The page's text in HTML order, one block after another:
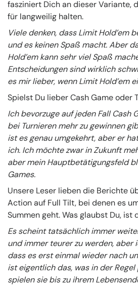
fasziniert Dich an dieser Variante,
für langweilig halten.
Viele denken, dass Limit Hold’em
und es keinen Spaß macht. Aber
Hold’em kann sehr viel Spaß
Entscheidungen sind wirklich
es mir lieber, wenn Limit Hold’em
Spielst Du lieber Cash Game oder
Ich bevorzuge auf jeden Fall Cash
bei Turnieren mehr zu gewinnen
ist es genau umgekehrt, aber er
ich. Ich möchte zwar in Zukunft
aber mein Hauptbetätigungsfeld
Games.
Unsere Leser lieben die Berichte
Action auf Full Tilt, bei denen es
Summen geht. Was glaubst Du, ist
Es scheint tatsächlich immer
und immer teurer zu werden, aber
dass es erst einmal wieder nach
ist eigentlich das, was in der
spielen sie bis zu ihrem